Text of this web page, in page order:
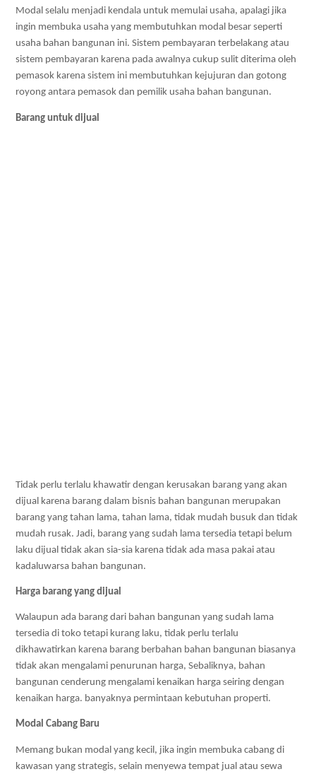
Modal selalu menjadi kendala untuk memulai usaha, apalagi jika
ingin membuka usaha yang membutuhkan modal besar seperti
usaha bahan bangunan ini. Sistem pembayaran terbelakang atau
sistem pembayaran karena pada awalnya cukup sulit diterima oleh
pemasok karena sistem ini membutuhkan kejujuran dan gotong
royong antara pemasok dan pemilik usaha bahan bangunan.
Barang untuk dijual
Tidak perlu terlalu khawatir dengan kerusakan barang yang akan
dijual karena barang dalam bisnis bahan bangunan merupakan
barang yang tahan lama, tahan lama, tidak mudah busuk dan tidak
mudah rusak. Jadi, barang yang sudah lama tersedia tetapi belum
laku dijual tidak akan sia-sia karena tidak ada masa pakai atau
kadaluwarsa bahan bangunan.
Harga barang yang dijual
Walaupun ada barang dari bahan bangunan yang sudah lama
tersedia di toko tetapi kurang laku, tidak perlu terlalu
dikhawatirkan karena barang berbahan bahan bangunan biasanya
tidak akan mengalami penurunan harga, Sebaliknya, bahan
bangunan cenderung mengalami kenaikan harga seiring dengan
kenaikan harga. banyaknya permintaan kebutuhan properti.
Modal Cabang Baru
Memang bukan modal yang kecil, jika ingin membuka cabang di
kawasan yang strategis, selain menyewa tempat jual atau sewa